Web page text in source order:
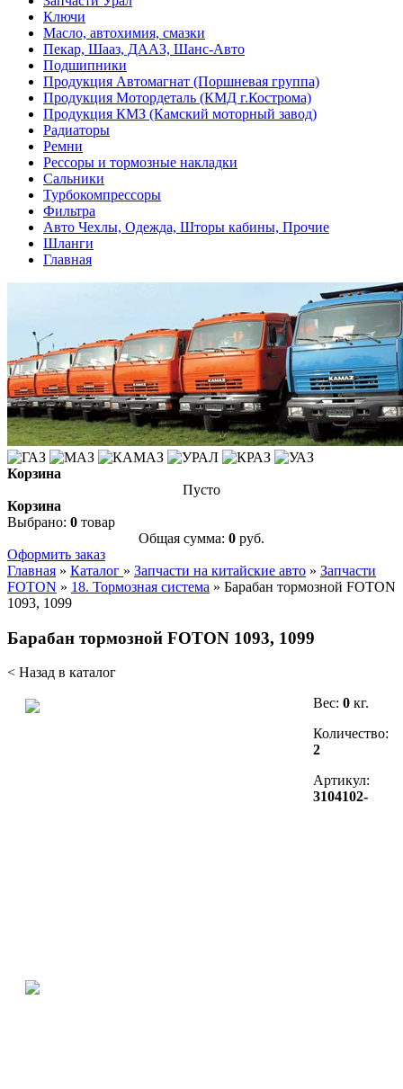
Ключи
Масло, автохимия, смазки
Пекар, Шааз, ДААЗ, Шанс-Авто
Подшипники
Продукция Автомагнат (Поршневая группа)
Продукция Мотордеталь (КМД г.Кострома)
Продукция КМЗ (Камский моторный завод)
Радиаторы
Ремни
Рессоры и тормозные накладки
Сальники
Турбокомпрессоры
Фильтра
Авто Чехлы, Одежда, Шторы кабины, Прочие
Шланги
Главная
Корзина
Пусто
Корзина
Выбрано: 0 товар
Общая сумма: 0 руб.
Оформить заказ
Главная » Каталог » Запчасти на китайские авто » Запчасти
FOTON » 18. Тормозная система » Барабан тормозной FOTON
1093, 1099
Барабан тормозной FOTON 1093, 1099
< Назад в каталог
Вес: 0 кг.
Количество:
2
Артикул:
3104102-